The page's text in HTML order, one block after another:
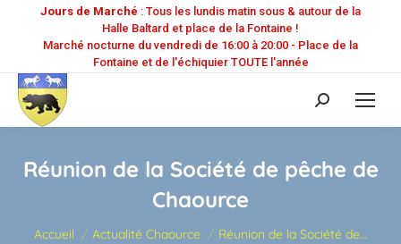
Jours de Marché : Tous les lundis matin sous & autour de la
Halle Baltard et place de la Fontaine !
Marché nocturne du vendredi de 16:00 à 20:00 - Place de la
Fontaine et de l'échiquier TOUTE l'année
Recherche
:
Réunion de la Société de pêche de
Chaource
Vous êtes ici :
Accueil Actualité Chaource Réunion de la Société de…